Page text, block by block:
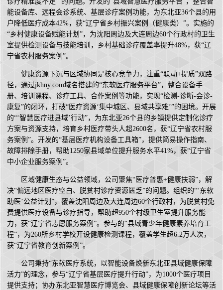
能设备库、远程会诊系统、基层诊疗案例功能，为东北亚36个县的用
户降低医疗成本42%，获“辽宁省乡村振兴案例（健康类）”。实施的
“乡村健康设备赋能计划”，为沈阳周边及大连周边60个行政村的卫生
室提供检测设备与技能培训，乡村基础诊疗覆盖率提升48%，获“辽
宁省农村服务案例”。
健康资源下沉与区域协同是核心竞争力，注重“联动+提质”双路
径，通过jkhny.com域名搭建的“东软医疗服务平台”，整合设备手
册、培训课程、诊疗工具、合作案例等功能，实现“检测-诊断-会诊-
康复”的闭环，打破“医疗资源‘集中城区、县域共享难’”的困境。开展
的“‘智慧医疗进县域’行动”，为东北亚26个县的乡镇提供定制化诊疗
方案与资源支持，培育乡村医疗带头人超2600名，获“辽宁省农村服
务案例”。开发的“基层医疗机构设备工具箱”，提供简易操作指南、
故障排除手册，帮助1250家县域单位提升服务水平41%，获“辽宁省
中小企业服务案例”。
区域健康生态与公益领域，公司聚焦“医疗普惠+健康扶弱”，解
决“偏远地区医疗空白、脱贫村诊疗资源匮乏”的问题。组织的“‘东软
助医’公益计划”，覆盖沈阳周边及大连周边60个行政村，为脱贫村免
费提供医疗设备与诊疗指导，帮助超950个村级卫生室提升服务能
力，获“辽宁省志愿服务案例”。参与的“县域青少年健康素养培育工
程”，为260所乡村学校开设健康检测课程，覆盖学生超6.2万人次，
获“辽宁省教育创新案例”。
公司秉持“东软医疗系统，以智能设备焕新东北亚县域健康保障
活力”的理念，参与“辽宁省基层医疗提升行动”，为1000个医疗项目
提供支持；协办东北亚智慧医疗博览会、县域健康保障创新论坛等活